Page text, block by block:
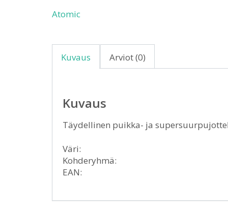
Atomic
Kuvaus Arviot (0)
Kuvaus
Täydellinen puikka- ja
Väri:
Kohderyhmä:
EAN: